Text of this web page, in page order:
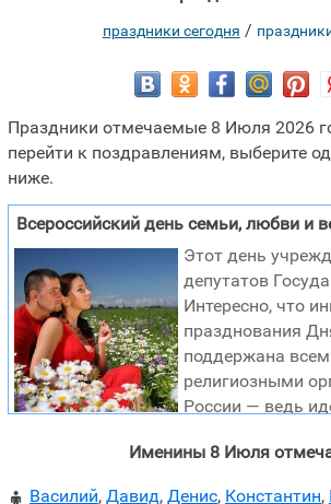
праздники сегодня /
Праздники отмечаемые 8 Июля 2026
перейти к поздравлениям, выберите
ниже.
Всероссийский день семьи, любви и
Этот день
депутатов
Интересно, что
празднования
поддержана
религиозными
России — ведь
конфессиональных границ. В каждой
Именины 8 Июля
 Василий, Давид, Денис, Константин,